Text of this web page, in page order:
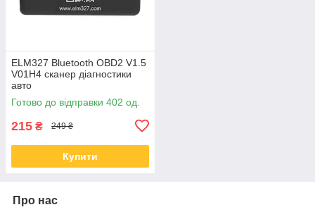
ELM327 Bluetooth OBD2 V1.5
V01H4 сканер діагностики
авто
Готово до відправки 402 од.
215 ₴ 249 ₴
Купити
Про нас